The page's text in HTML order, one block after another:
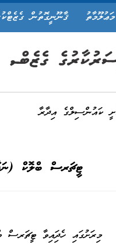
މަޢުލޫމާތު ޤާނޫނީގޮތުން
ކައުންސިލްގެ އިދާރާ
ޓީޗަރސް ބްލޮކް (ނަފާހިޔާ) ގެ 5 ކޮޓަރި އޭސީ
ބްލޮކް (ނަފާހިޔާ) ގެ 5 ކޮޓަރި އަމިއްލަތަކެތީގައި